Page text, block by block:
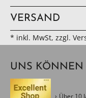
VERSAND
* inkl. MwSt, zzgl.
UNS KÖNNEN
Über 10